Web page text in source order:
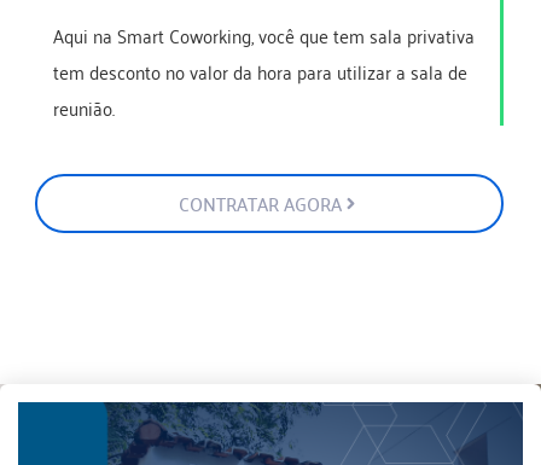
Aqui na Smart Coworking, você que tem sala privativa
tem desconto no valor da hora para utilizar a sala de
reunião.
CONTRATAR AGORA